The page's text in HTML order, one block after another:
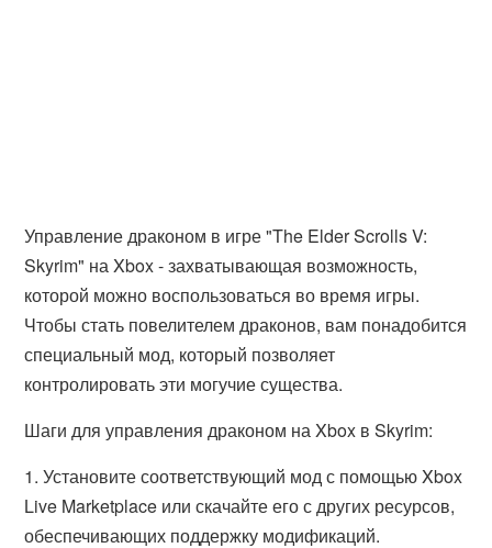
Управление драконом в игре "The Elder Scrolls V:
Skyrim" на Xbox - захватывающая возможность,
которой можно воспользоваться во время игры.
Чтобы стать повелителем драконов, вам понадобится
специальный мод, который позволяет
контролировать эти могучие существа.
Шаги для управления драконом на Xbox в Skyrim:
1. Установите соответствующий мод с помощью Xbox
Live Marketplace или скачайте его с других ресурсов,
обеспечивающих поддержку модификаций.